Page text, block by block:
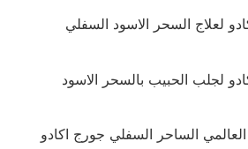
لعلاج السحر الاسود السفلي
لجلب الحبيب بالسحر الاسود
الساحر السفلي جورج اكادو